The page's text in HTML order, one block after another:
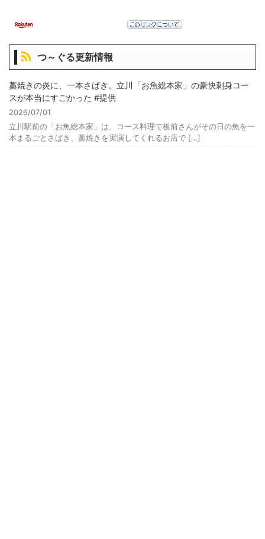
つ～ぐる更新情報
藁焼きの炎に、一本さばき。立川「お魚総本家」の豪快刺身コー
スが本当にすごかった #提供
2026/07/01
立川駅前の「お魚総本家」は、コース料理で板前さんがその日の魚を一
本まるごとさばき、藁焼きを実演してくれるお店で […]